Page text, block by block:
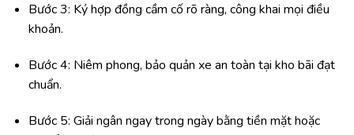
Bước 3: Ký hợp đồng cầm cố rõ ràng, công khai mọi điều
khoản.
Bước 4: Niêm phong, bảo quản xe an toàn tại kho bãi đạt
chuẩn.
Bước 5: Giải ngân ngay trong ngày bằng tiền mặt hoặc